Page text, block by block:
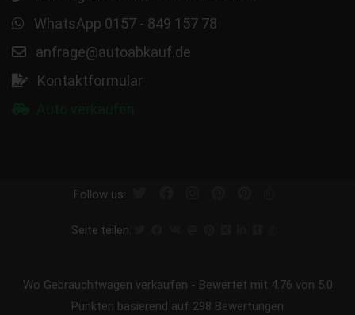
WhatsApp 0157 - 849 157 78
anfrage@autoabkauf.de
Kontaktformular
Follow us:
Seite teilen:
Wo Gebrauchtwagen verkaufen - Bewertet mit 4.76 von 5.0
Punkten basierend auf 298 Bewertungen